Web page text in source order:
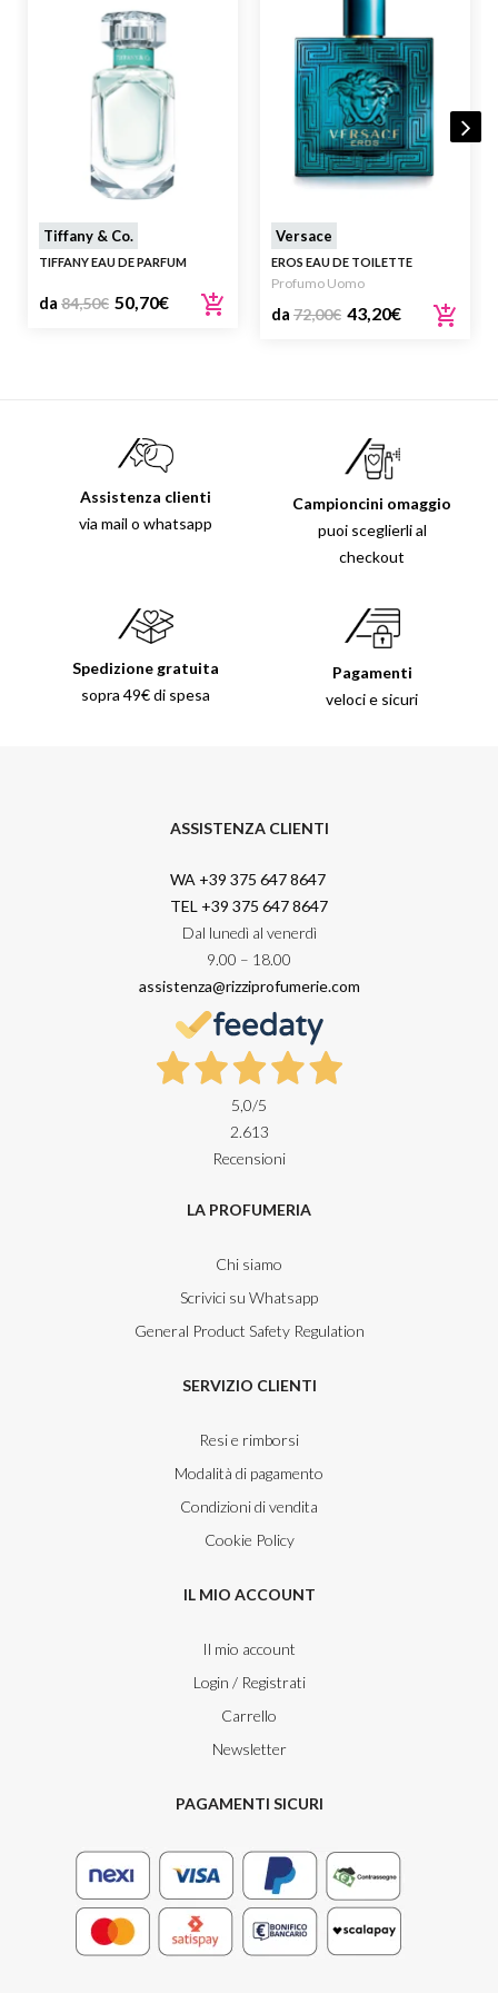
Tiffany & Co.
TIFFANY EAU DE PARFUM
da 84,50€ 50,70€
Versace
EROS EAU DE TOILETTE
Profumo Uomo
da 72,00€ 43,20€
Assistenza clienti
via mail o whatsapp
Campioncini omaggio
puoi sceglierli al
checkout
Spedizione gratuita
sopra 49€ di spesa
Pagamenti
veloci e sicuri
ASSISTENZA CLIENTI
WA +39 375 647 8647
TEL +39 375 647 8647
Dal lunedì al venerdì
9.00 – 18.00
assistenza@rizziprofumerie.com
5,0/5
2.613
Recensioni
LA PROFUMERIA
Chi siamo
Scrivici su Whatsapp
General Product Safety Regulation
SERVIZIO CLIENTI
Resi e rimborsi
Modalità di pagamento
Condizioni di vendita
Cookie Policy
IL MIO ACCOUNT
Il mio account
Login / Registrati
Carrello
Newsletter
PAGAMENTI SICURI